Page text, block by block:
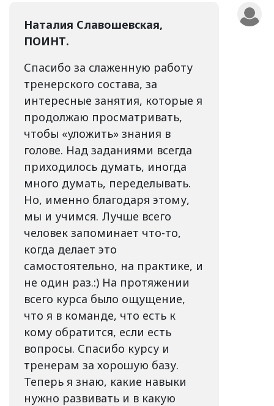
Наталия Славошевская,
ПОИНТ.
Спасибо за слаженную работу
тренерского состава, за
интересные занятия, которые я
продолжаю просматривать,
чтобы «уложить» знания в
голове. Над заданиями всегда
приходилось думать, иногда
много думать, переделывать.
Но, именно благодаря этому,
мы и учимся. Лучше всего
человек запоминает что-то,
когда делает это
самостоятельно, на практике, и
не один раз.:) На протяжении
всего курса было ощущение,
что я в команде, что есть к
кому обратится, если есть
вопросы. Спасибо курсу и
тренерам за хорошую базу.
Теперь я знаю, какие навыки
нужно развивать и в какую